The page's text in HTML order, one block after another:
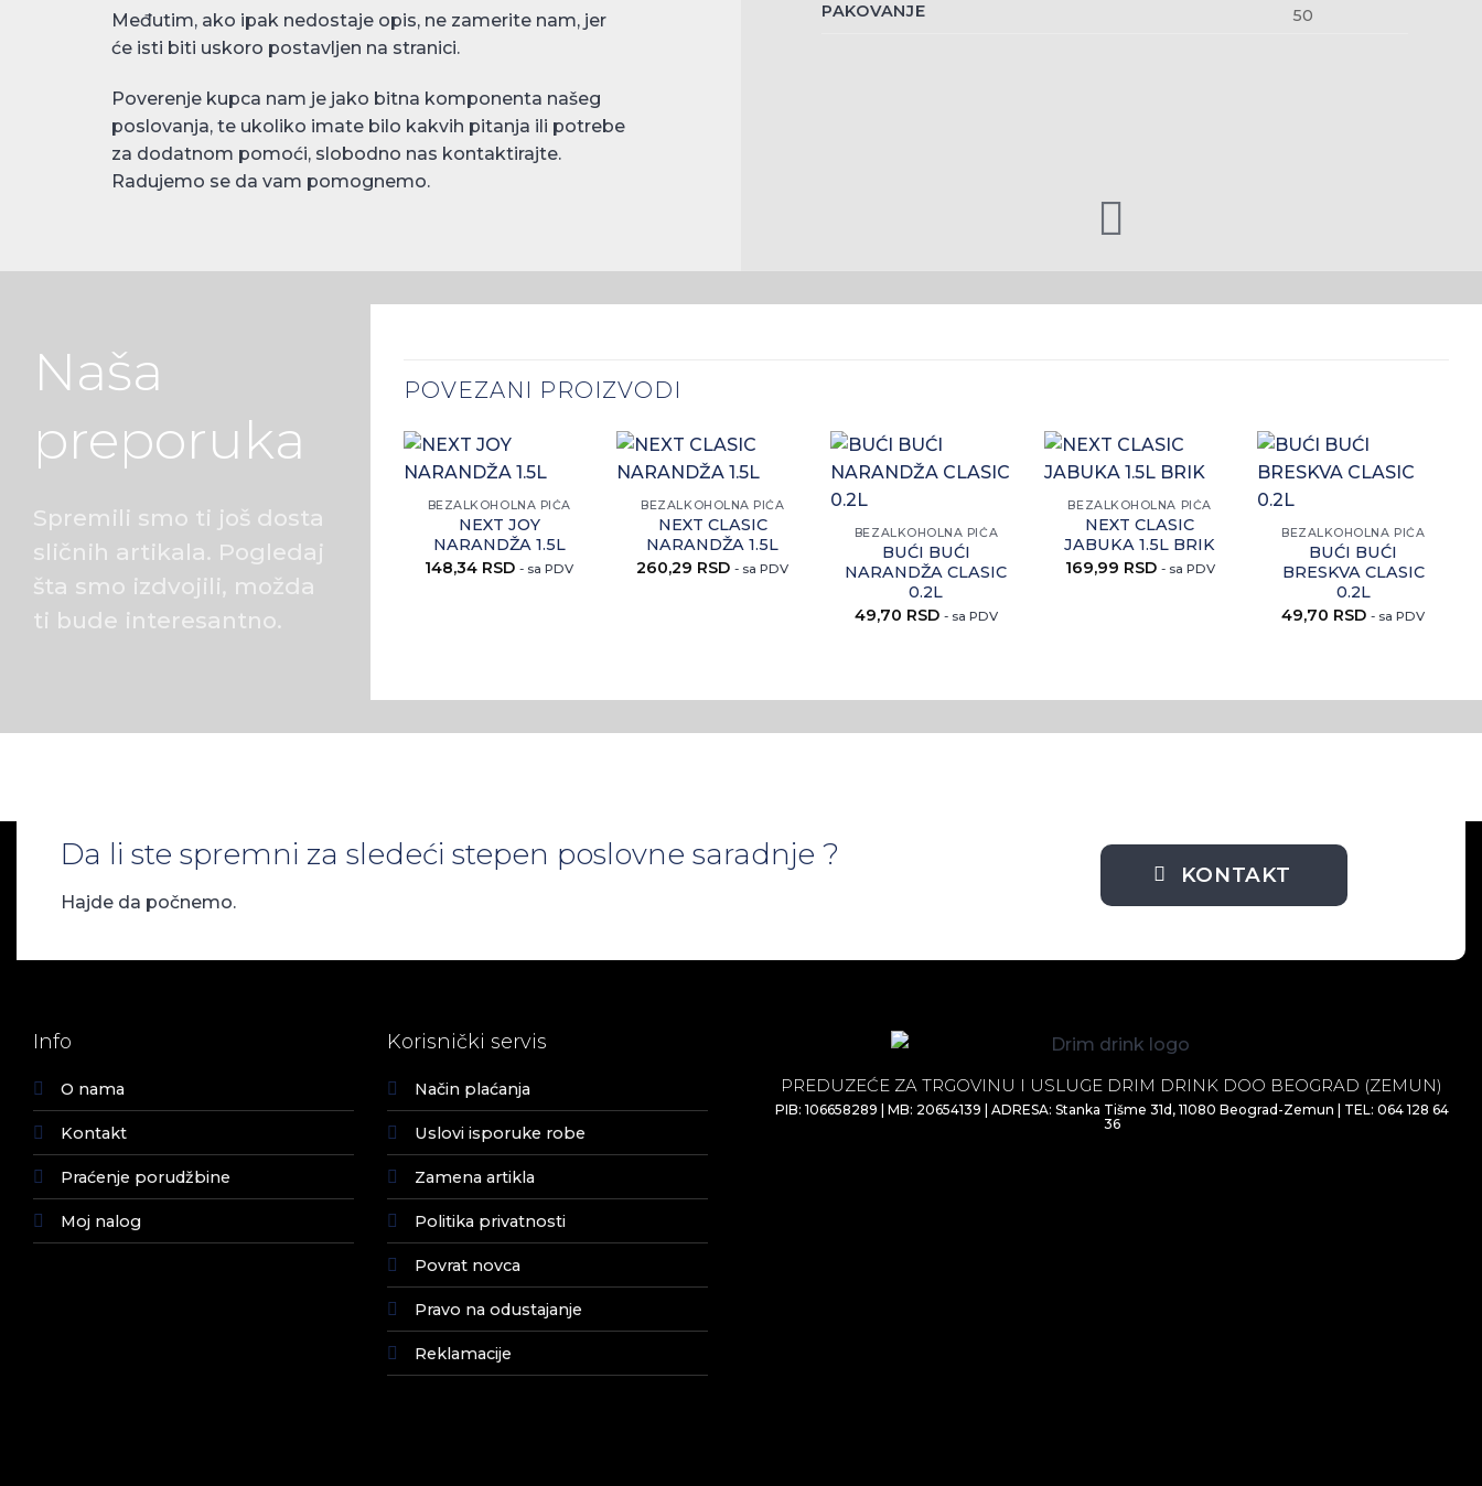
Međutim, ako ipak nedostaje opis, ne zamerite nam, jer
će isti biti uskoro postavljen na stranici.
Poverenje kupca nam je jako bitna komponenta našeg
poslovanja, te ukoliko imate bilo kakvih pitanja ili potrebe
za dodatnom pomoći, slobodno nas kontaktirajte.
Radujemo se da vam pomognemo.
PAKOVANJE 50
Naša
preporuka
Spremili smo ti još dosta
sličnih artikala. Pogledaj
šta smo izdvojili, možda
ti bude interesantno.
POVEZANI PROIZVODI
ovaj
artikal
+
BEZALKOHOLNA PIĆA
NEXT JOY
NARANDŽA 1.5L
148,34 RSD - sa PDV
ovaj
artikal
+
BEZALKOHOLNA PIĆA
NEXT CLASIC
NARANDŽA 1.5L
260,29 RSD - sa PDV
artikal
+
BEZALKOHOLNA PIĆA
BUĆI BUĆI
NARANDŽA CLASIC
0.2L
49,70 RSD - sa PDV
ovaj
artikal
+
BEZALKOHOLNA PIĆA
NEXT CLASIC
JABUKA 1.5L BRIK
169,99 RSD - sa PDV
artikal
+
BEZALKOHOLNA PIĆA
BUĆI BUĆI
BRESKVA CLASIC
0.2L
49,70 RSD - sa PDV
Da li ste spremni za sledeći stepen poslovne saradnje ?
Hajde da počnemo.
KONTAKT
Info
O nama
Kontakt
Praćenje porudžbine
Moj nalog
Korisnički servis
Način plaćanja
Uslovi isporuke robe
Zamena artikla
Politika privatnosti
Povrat novca
Pravo na odustajanje
Reklamacije
PREDUZEĆE ZA TRGOVINU I USLUGE DRIM DRINK DOO BEOGRAD (ZEMUN)
PIB: 106658289 | MB: 20654139 | ADRESA: Stanka Tišme 31d, 11080 Beograd-Zemun | TEL: 064 128 64
36